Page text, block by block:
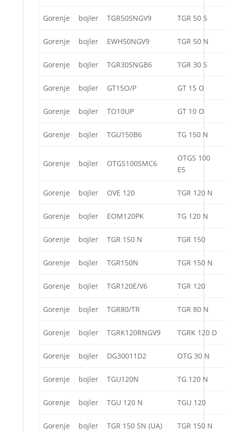
Gorenje bojler TGR50SNGV9 TGR 50 S
Gorenje bojler EWH50NGV9 TGR 50 N
Gorenje bojler TGR30SNGB6 TGR 30 S
Gorenje bojler GT15O/P GT 15 O
Gorenje bojler TO10UP GT 10 O
Gorenje bojler TGU150B6 TG 150 N
Gorenje bojler OTGS100SMC6
OTGS 100
E5
Gorenje bojler OVE 120 TGR 120 N
Gorenje bojler EOM120PK TG 120 N
Gorenje bojler TGR 150 N TGR 150
Gorenje bojler TGR150N TGR 150 N
Gorenje bojler TGR120E/V6 TGR 120
Gorenje bojler TGR80/TR TGR 80 N
Gorenje bojler TGRK120RNGV9 TGRK 120 D
Gorenje bojler DG30011D2 OTG 30 N
Gorenje bojler TGU120N TG 120 N
Gorenje bojler TGU 120 N TGU 120
Gorenje bojler TGR 150 SN (UA) TGR 150 N